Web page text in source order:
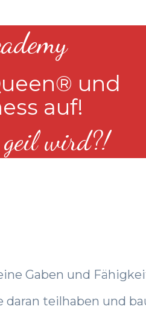
und
auf!
wird?!
Gaben und
daran teilhaben und